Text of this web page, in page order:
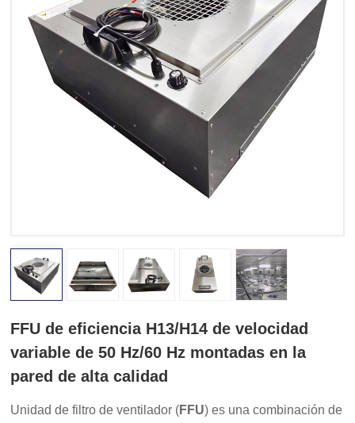
FFU de eficiencia H13/H14 de velocidad
variable de 50 Hz/60 Hz montadas en la
pared de alta calidad
Unidad de filtro de ventilador (FFU) es una combinación de